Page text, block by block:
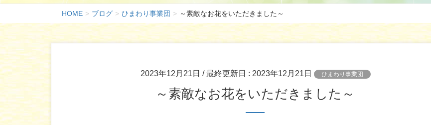
HOME ブログ ひまわり事業団 ～素敵なお花をいただきました～
2023年12月21日 / 最終更新日 : 2023年12月21日 ひまわり事業団
～素敵なお花をいただきました～